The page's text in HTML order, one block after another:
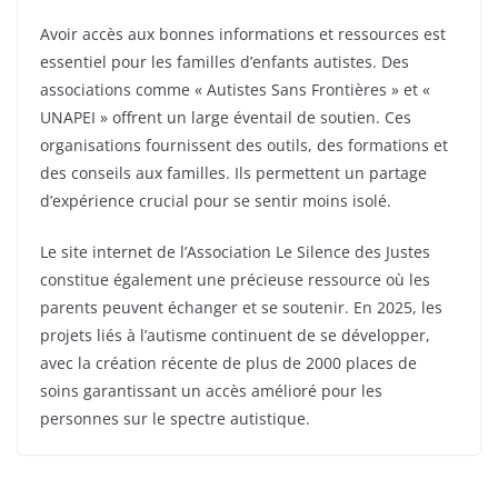
Avoir accès aux bonnes informations et ressources est
essentiel pour les familles d’enfants autistes. Des
associations comme « Autistes Sans Frontières » et «
UNAPEI » offrent un large éventail de soutien. Ces
organisations fournissent des outils, des formations et
des conseils aux familles. Ils permettent un partage
d’expérience crucial pour se sentir moins isolé.
Le site internet de l’Association Le Silence des Justes
constitue également une précieuse ressource où les
parents peuvent échanger et se soutenir. En 2025, les
projets liés à l’autisme continuent de se développer,
avec la création récente de plus de 2000 places de
soins garantissant un accès amélioré pour les
personnes sur le spectre autistique.